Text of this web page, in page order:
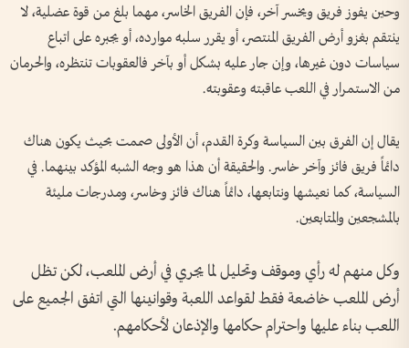
وحين يفوز فريق ويخسر آخر، فإن الفريق الخاسر، مهما بلغ من قوة عضلية، لا
ينتقم بغزو أرض الفريق المنتصر، أو يقرر سلبه موارده، أو يجبره على اتباع
سياسات دون غيرها، وإن جار عليه بشكل أو بآخر فالعقوبات تنتظره، والحرمان
من الاستمرار في اللعب عاقبته وعقوبته.
يقال إن الفرق بين السياسة وكرة القدم، أن الأولى صممت بحيث يكون هناك
دائماً فريق فائز وآخر خاسر. والحقيقة أن هذا هو وجه الشبه المؤكد بينهما. في
السياسة، كما نعيشها ونتابعها، دائماً هناك فائز وخاسر، ومدرجات مليئة
بالمشجعين والمتابعين.
وكل منهم له رأي وموقف وتحليل لما يجري في أرض الملعب، لكن تظل
أرض الملعب خاضعة فقط لقواعد اللعبة وقوانينها التي اتفق الجميع على
اللعب بناء عليها واحترام حكامها والإذعان لأحكامهم.